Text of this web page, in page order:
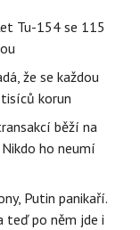
Tu-154 se 115
že se každou
korun
běží na
ho neumí
Putin panikaří.
teď po něm jde i